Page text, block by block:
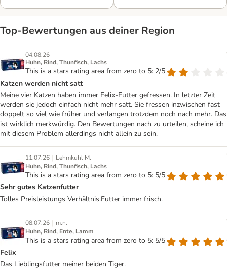
Top‑Bewertungen aus deiner Region
04.08.26
Huhn, Rind, Thunfisch, Lachs
This is a stars rating area from zero to 5: 2/5
Katzen werden nicht satt
Meine vier Katzen haben immer Felix-Futter gefressen. In letzter Zeit
werden sie jedoch einfach nicht mehr satt. Sie fressen inzwischen fast
doppelt so viel wie früher und verlangen trotzdem noch nach mehr. Das
ist wirklich merkwürdig. Den Bewertungen nach zu urteilen, scheine ich
mit diesem Problem allerdings nicht allein zu sein.
11.07.26 | Lehmkuhl M.
Huhn, Rind, Thunfisch, Lachs
This is a stars rating area from zero to 5: 5/5
Sehr gutes Katzenfutter
Tolles Preisleistungs Verhältnis.Futter immer frisch.
08.07.26 | m.n.
Huhn, Rind, Ente, Lamm
This is a stars rating area from zero to 5: 5/5
Felix
Das Lieblingsfutter meiner beiden Tiger.